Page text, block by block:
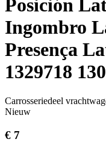
Posición
Ingombro
Presença
1329718
Carrosseriedeel
Nieuw
€ 7